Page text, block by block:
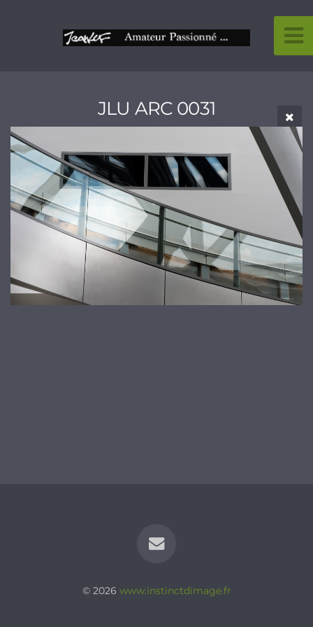
JLU ARC 0031
© 2026 www.instinctdimage.fr